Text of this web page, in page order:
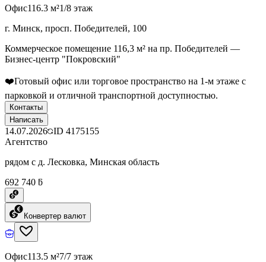
Офис116.3 м²1/8 этаж
г. Минск, просп. Победителей, 100
Коммерческое помещение 116,3 м² на пр. Победителей —
Бизнес-центр "Покровский"
❤️Готовый офис или торговое пространство на 1‑м этаже с
парковкой и отличной транспортной доступностью.
Контакты
Написать
14.07.2026 ID 4175155
Агентство
рядом с д. Лесковка, Минская область
692 740 ƃ
Конвертер валют
Офис113.5 м²7/7 этаж